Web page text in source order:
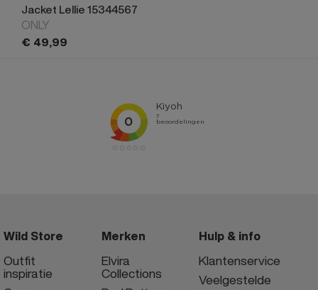
Jacket Lellie 15344567
ONLY
€ 49,99
Wild Store
Outfit
inspiratie
Merken
Elvira
Collections
Hulp & info
Klantenservice
Veelgestelde